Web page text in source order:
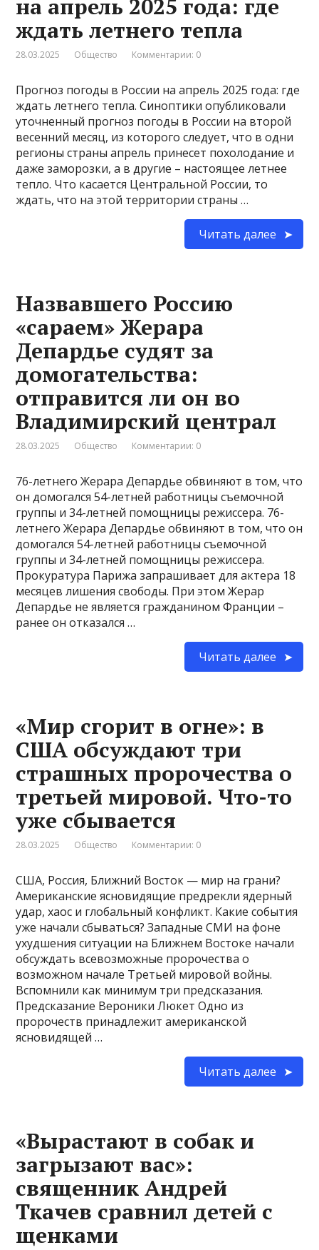
на апрель 2025 года: где
ждать летнего тепла
28.03.2025 Общество Комментарии: 0
Прогноз погоды в России на апрель 2025 года: где
ждать летнего тепла. Синоптики опубликовали
уточненный прогноз погоды в России на второй
весенний месяц, из которого следует, что в одни
регионы страны апрель принесет похолодание и
даже заморозки, а в другие – настоящее летнее
тепло. Что касается Центральной России, то
ждать, что на этой территории страны …
Читать далее
Назвавшего Россию
«сараем» Жерара
Депардье судят за
домогательства:
отправится ли он во
Владимирский централ
28.03.2025 Общество Комментарии: 0
76-летнего Жерара Депардье обвиняют в том, что
он домогался 54-летней работницы съемочной
группы и 34-летней помощницы режиссера. 76-
летнего Жерара Депардье обвиняют в том, что он
домогался 54-летней работницы съемочной
группы и 34-летней помощницы режиссера.
Прокуратура Парижа запрашивает для актера 18
месяцев лишения свободы. При этом Жерар
Депардье не является гражданином Франции –
ранее он отказался …
Читать далее
«Мир сгорит в огне»: в
США обсуждают три
страшных пророчества о
третьей мировой. Что-то
уже сбывается
28.03.2025 Общество Комментарии: 0
США, Россия, Ближний Восток — мир на грани?
Американские ясновидящие предрекли ядерный
удар, хаос и глобальный конфликт. Какие события
уже начали сбываться? Западные СМИ на фоне
ухудшения ситуации на Ближнем Востоке начали
обсуждать всевозможные пророчества о
возможном начале Третьей мировой войны.
Вспомнили как минимум три предсказания.
Предсказание Вероники Люкет Одно из
пророчеств принадлежит американской
ясновидящей …
Читать далее
«Вырастают в собак и
загрызают вас»:
священник Андрей
Ткачев сравнил детей с
щенками